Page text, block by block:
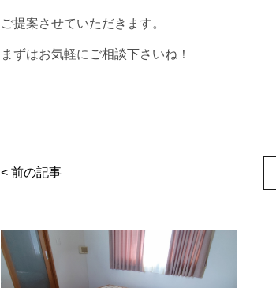
ご提案させていただきます。
まずはお気軽にご相談下さいね！
< 前の記事